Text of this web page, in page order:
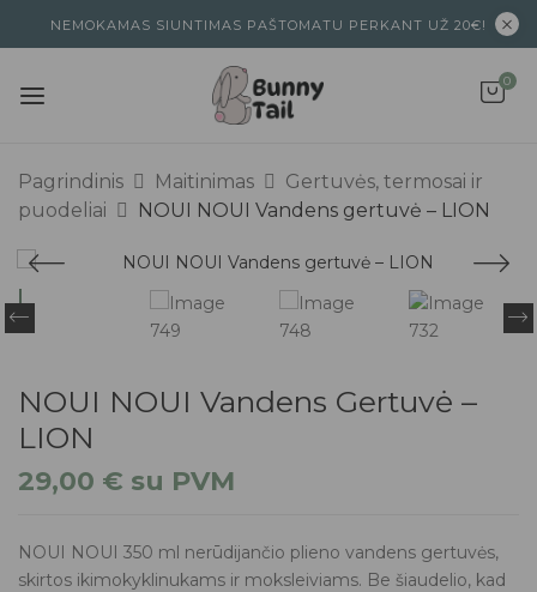
NEMOKAMAS SIUNTIMAS PAŠTOMATU PERKANT UŽ 20€!
0
Pagrindinis Maitinimas
Gertuvės, termosai ir
puodeliai
NOUI NOUI Vandens gertuvė – LION
NOUI NOUI Vandens Gertuvė –
LION
29,00 € su PVM
NOUI NOUI 350 ml nerūdijančio plieno vandens gertuvės,
skirtos ikimokyklinukams ir moksleiviams. Be šiaudelio, kad